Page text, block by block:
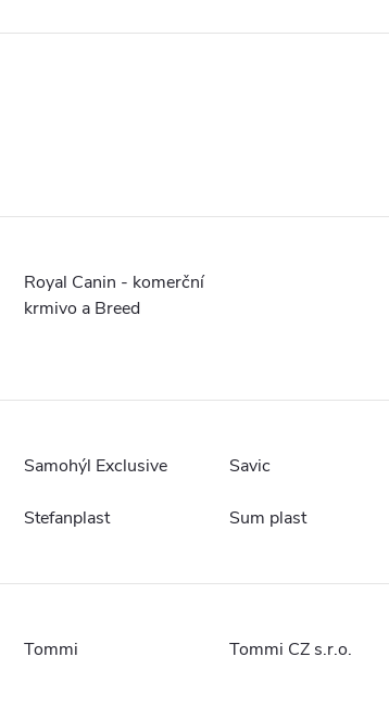
Royal Canin - komerční
krmivo a Breed
Samohýl Exclusive Savic
Stefanplast Sum plast
Tommi Tommi CZ s.r.o.